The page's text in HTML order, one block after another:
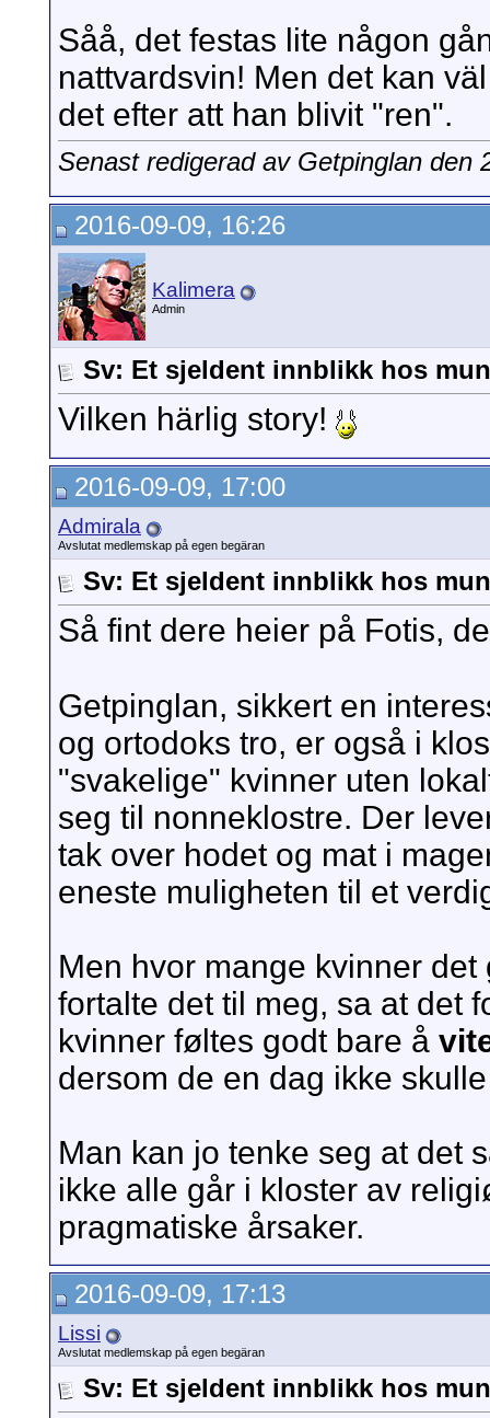
Såå, det festas lite någon
nattvardsvin! Men det kan
det efter att han blivit "ren".
Senast redigerad av Getpinglan den
2016-09-09, 16:26
Kalimera
Admin
Sv: Et sjeldent innblikk hos
Vilken härlig story!
2016-09-09, 17:00
Admirala
Avslutat medlemskap på egen begäran
Sv: Et sjeldent innblikk hos
Så fint dere heier på Fotis,
Getpinglan, sikkert en
og ortodoks tro, er også i
"svakelige" kvinner uten
seg til nonneklostre. Der
tak over hodet og mat i
eneste muligheten til et
Men hvor mange kvinner
fortalte det til meg, sa at det
kvinner føltes godt bare å
dersom de en dag ikke
Man kan jo tenke seg at det
ikke alle går i kloster av
pragmatiske årsaker.
2016-09-09, 17:13
Lissi
Avslutat medlemskap på egen begäran
Sv: Et sjeldent innblikk hos